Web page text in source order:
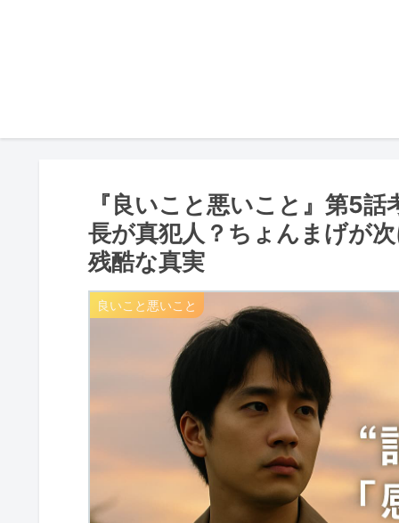
『良いこと悪いこと』第5
長が真犯人？ちょんまげが
残酷な真実
良いこと悪いこと